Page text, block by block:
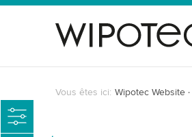
Vous êtes ici: Wipotec Website